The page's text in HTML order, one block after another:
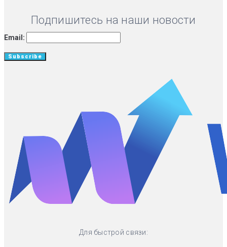
Подпишитесь на наши новости
Email:
Для быстрой связи: